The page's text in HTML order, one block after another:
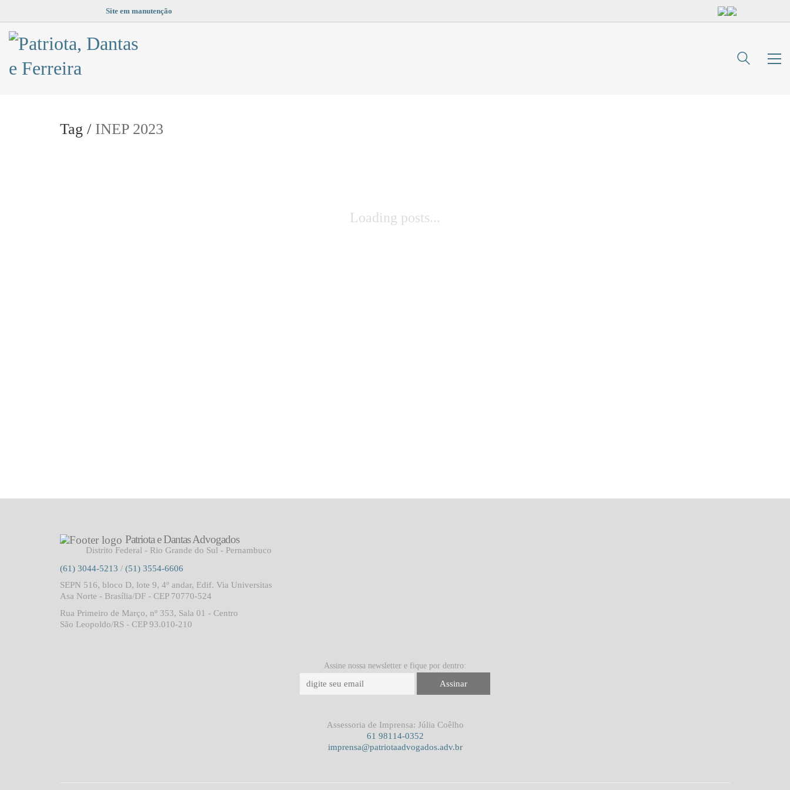
Site em manutenção
Tag / INEP 2023
Loading posts...
Patriota e Dantas Advogados
Distrito Federal - Rio Grande do Sul - Pernambuco
(61) 3044-5213 / (51) 3554-6606
SEPN 516, bloco D, lote 9, 4º andar, Edif. Via Universitas
Asa Norte - Brasília/DF - CEP 70770-524
Rua Primeiro de Março, nº 353, Sala 01 - Centro
São Leopoldo/RS - CEP 93.010-210
Assine nossa newsletter e fique por dentro:
Assessoria de Imprensa: Júlia Coêlho
61 98114-0352
imprensa@patriotaadvogados.adv.br